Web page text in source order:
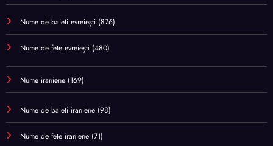
Nume de baieti evreiești (876)
Nume de fete evreiești (480)
Nume iraniene (169)
Nume de baieti iraniene (98)
Nume de fete iraniene (71)